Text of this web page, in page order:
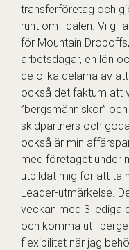
transferföretag och
runt om i dalen. Vi
för Mountain
arbetsdagar, en lön
de olika delarna av
också det faktum att
”bergsmänniskor”
skidpartners och
också är min
med företaget under
utbildat mig för att ta
Leader-utmärkelse.
veckan med 3 lediga
och komma ut i
flexibilitet när jag